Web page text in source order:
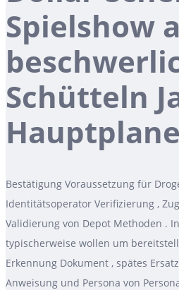
Spielshow
Schütteln
Bestätigung Voraussetzung für
Identitätsoperator Verifizierung ,
Validierung von Depot Methoden .
typischerweise wollen um
Erkennung Dokument , spätes
Anweisung und Persona von